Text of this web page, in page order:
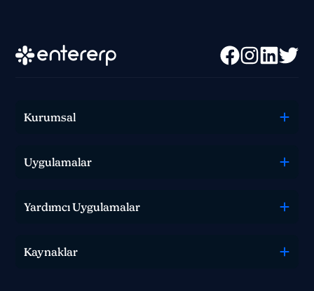
Kurumsal
Uygulamalar
Yardımcı Uygulamalar
Kaynaklar
Satış, destek veya teknik ekibimizle iletişime geçin